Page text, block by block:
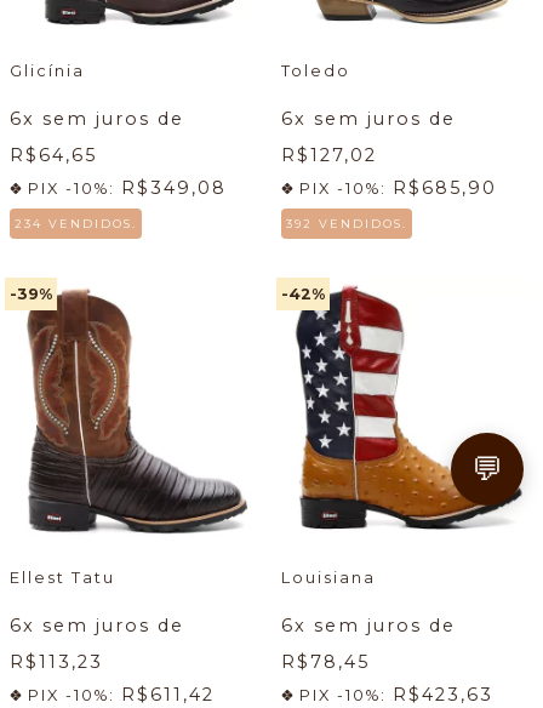
Glicínia
6x sem juros de
R$64,65
PIX -10%: R$349,08
234 VENDIDOS.
Toledo
6x sem juros de
R$127,02
PIX -10%: R$685,90
392 VENDIDOS.
-39%
Ellest Tatu
6x sem juros de
R$113,23
PIX -10%: R$611,42
-42%
Louisiana
6x sem juros de
R$78,45
PIX -10%: R$423,63
💬